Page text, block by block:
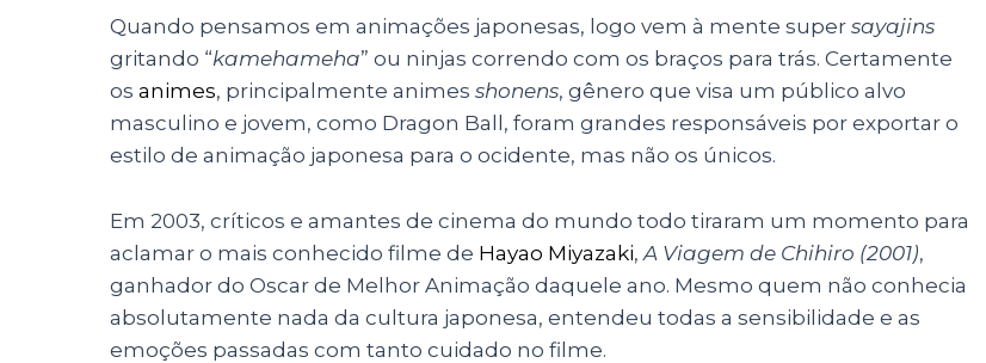
a
ts
A
p
c
e
b
o
k
k
e
dI
n
a
re
Quando pensamos em animações japonesas, logo vem à mente super sayajins
gritando “kamehameha” ou ninjas correndo com os braços para trás. Certamente
os animes, principalmente animes shonens, gênero que visa um público alvo
masculino e jovem, como Dragon Ball, foram grandes responsáveis por exportar o
estilo de animação japonesa para o ocidente, mas não os únicos.
Em 2003, críticos e amantes de cinema do mundo todo tiraram um momento para
aclamar o mais conhecido filme de Hayao Miyazaki, A Viagem de Chihiro (2001),
ganhador do Oscar de Melhor Animação daquele ano. Mesmo quem não conhecia
absolutamente nada da cultura japonesa, entendeu todas a sensibilidade e as
emoções passadas com tanto cuidado no filme.